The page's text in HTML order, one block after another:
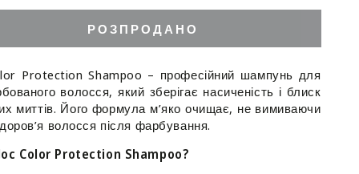
РОЗПРОДАНО
Protection Shampoo – професійний шампунь для
волосся, який зберігає насиченість і блиск
миттів. Його формула м’яко очищає, не вимиваючи
волосся після фарбування.
Color Protection Shampoo?